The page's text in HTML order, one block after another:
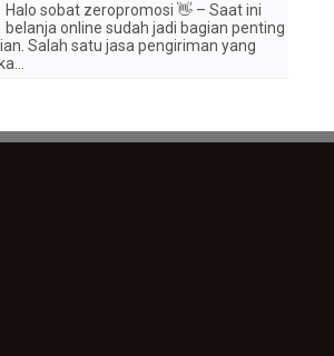
Halo sobat zeropromosi 👋 – Saat ini
belanja online sudah jadi bagian penting
Salah satu jasa pengiriman yang